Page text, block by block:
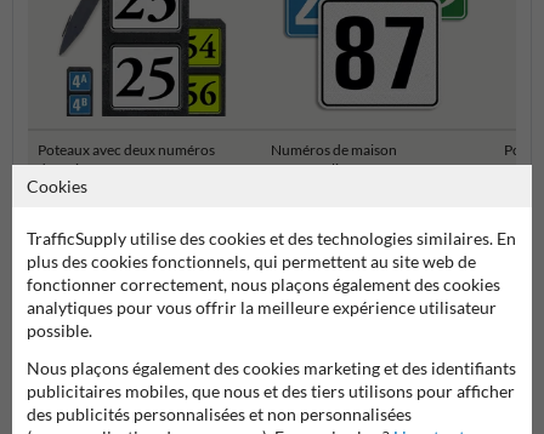
Poteaux avec deux numéros
de maison
Numéros de maison
Personnalisés
Numéros de maison et plaques numéro de maison
Cookies
TrafficSupply utilise des cookies et des technologies similaires. En
plus des cookies fonctionnels, qui permettent au site web de
fonctionner correctement, nous plaçons également des cookies
analytiques pour vous offrir la meilleure expérience utilisateur
possible.
Nous plaçons également des cookies marketing et des identifiants
publicitaires mobiles, que nous et des tiers utilisons pour afficher
des publicités personnalisées et non personnalisées